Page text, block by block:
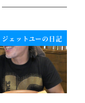
ジェットユーの日記